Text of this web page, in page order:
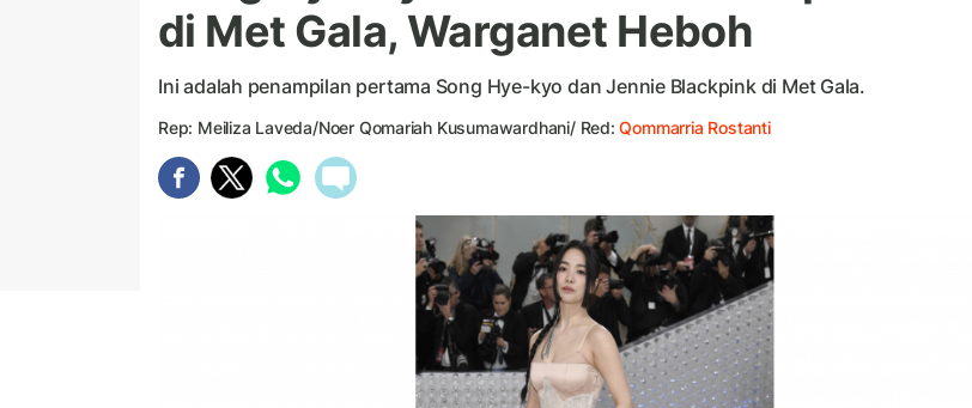
di Met Gala, Warganet Heboh
Ini adalah penampilan pertama Song Hye-kyo dan Jennie Blackpink di Met Gala.
Rep: Meiliza Laveda/Noer Qomariah Kusumawardhani/ Red:Qommarria Rostanti